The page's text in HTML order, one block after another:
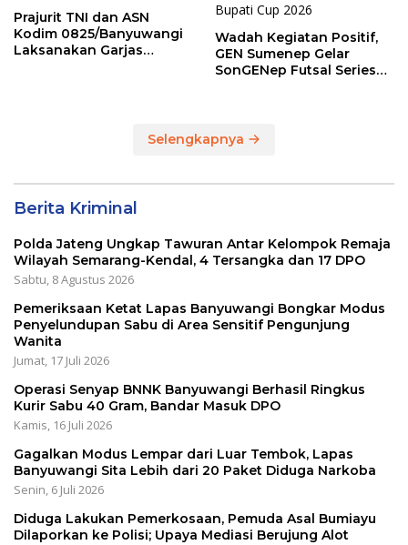
Prajurit TNI dan ASN
Kodim 0825/Banyuwangi
Laksanakan Garjas
Wadah Kegiatan Positif,
GEN Sumenep Gelar
SonGENep Futsal Series
Selengkapnya
Berita Kriminal
Polda Jateng Ungkap Tawuran Antar Kelompok Remaja
Wilayah Semarang-Kendal, 4 Tersangka dan 17 DPO
Sabtu, 8 Agustus 2026
Pemeriksaan Ketat Lapas Banyuwangi Bongkar Modus
Penyelundupan Sabu di Area Sensitif Pengunjung
Wanita
Jumat, 17 Juli 2026
Operasi Senyap BNNK Banyuwangi Berhasil Ringkus
Kurir Sabu 40 Gram, Bandar Masuk DPO
Kamis, 16 Juli 2026
Gagalkan Modus Lempar dari Luar Tembok, Lapas
Banyuwangi Sita Lebih dari 20 Paket Diduga Narkoba
Senin, 6 Juli 2026
Diduga Lakukan Pemerkosaan, Pemuda Asal Bumiayu
Dilaporkan ke Polisi; Upaya Mediasi Berujung Alot